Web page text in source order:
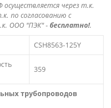
через т.к.
по согласованию с
ООО "ПЭК" - бесплатно!.
CSH8563-125Y
359
трубопроводов